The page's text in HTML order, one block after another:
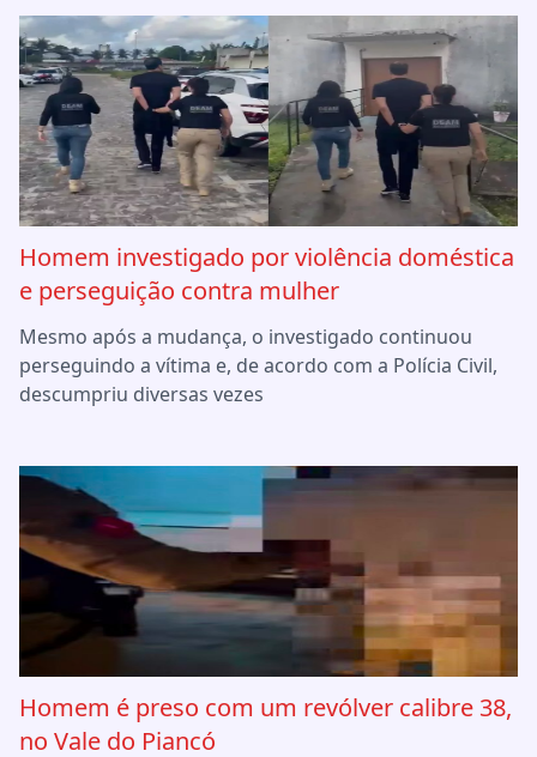
Homem investigado por violência doméstica
e perseguição contra mulher
Mesmo após a mudança, o investigado continuou
perseguindo a vítima e, de acordo com a Polícia Civil,
descumpriu diversas vezes
Homem é preso com um revólver calibre 38,
no Vale do Piancó